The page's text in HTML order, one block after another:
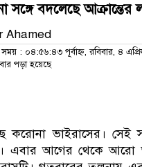
বদলেছে আক্রান্তের
Ahamed
: ০৪:৫৬:৪৩ পূর্বাহ্ন, রবিবার, ৪
পড়া হয়েছে
করোনা ভাইরাসের। সেই
এবার আগের থেকে আরো